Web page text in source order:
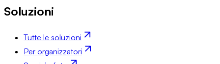
Soluzioni
Tutte le soluzioni
Per organizzatori